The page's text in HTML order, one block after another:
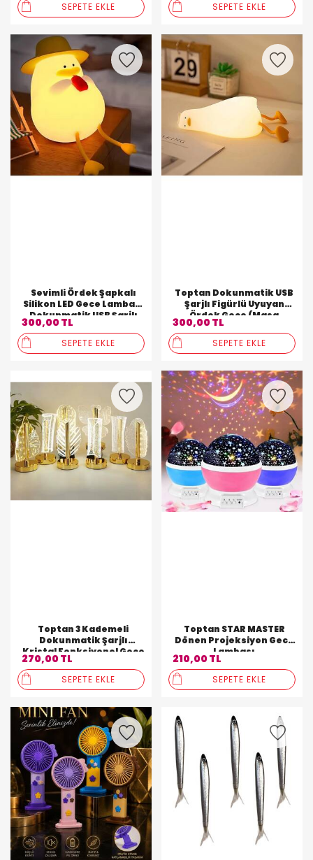
SEPETE EKLE SEPETE EKLE
Sevimli Ördek Şapkalı
Silikon LED Gece Lambası
Dokunmatik USB Şarjlı
300,00 TL
SEPETE EKLE
Toptan Dokunmatik USB
Şarjlı Figürlü Uyuyan
Ördek Gece (Masa
Lambası)
300,00 TL
SEPETE EKLE
Toptan 3 Kademeli
Dokunmatik Şarjlı
Kristal Fonksiyonel Gece
Lambası
270,00 TL
SEPETE EKLE
Toptan STAR MASTER
Dönen Projeksiyon Gece
Lambası
210,00 TL
SEPETE EKLE